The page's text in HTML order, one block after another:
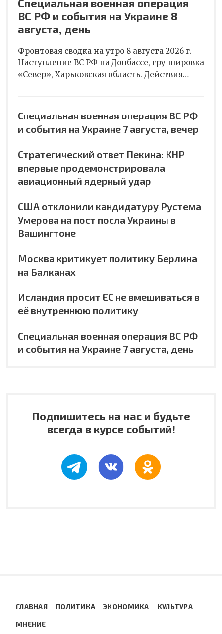
Специальная военная операция
ВС РФ и события на Украине 8
августа, день
Фронтовая сводка на утро 8 августа 2026 г.
Наступление ВС РФ на Донбассе, группировка
«Север», Харьковская область. Действия…
Специальная военная операция ВС РФ
и события на Украине 7 августа, вечер
Стратегический ответ Пекина: КНР
впервые продемонстрировала
авиационный ядерный удар
США отклонили кандидатуру Рустема
Умерова на пост посла Украины в
Вашингтоне
Москва критикует политику Берлина
на Балканах
Исландия просит ЕС не вмешиваться в
её внутреннюю политику
Специальная военная операция ВС РФ
и события на Украине 7 августа, день
Подпишитесь на нас и будьте
всегда в курсе событий!
ГЛАВНАЯ ПОЛИТИКА ЭКОНОМИКА КУЛЬТУРА
МНЕНИЕ